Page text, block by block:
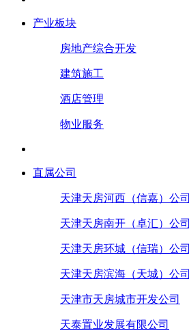
产业板块
房地产综合开发
建筑施工
酒店管理
物业服务
直属公司
天津天房河西（信嘉）公司
天津天房南开（卓汇）公司
天津天房环城（信瑞）公司
天津天房滨海（天城）公司
天津市天房城市开发公司
天泰置业发展有限公司